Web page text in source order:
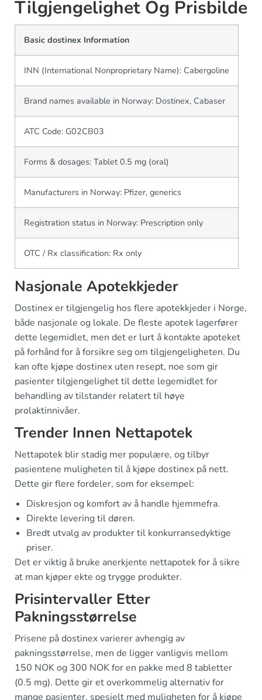
Tilgjengelighet Og Prisbilde
Basic dostinex Information
INN (International Nonproprietary Name): Cabergoline
Brand names available in Norway: Dostinex, Cabaser
ATC Code: G02CB03
Forms & dosages: Tablet 0.5 mg (oral)
Manufacturers in Norway: Pfizer, generics
Registration status in Norway: Prescription only
OTC / Rx classification: Rx only
Nasjonale Apotekkjeder
Dostinex er tilgjengelig hos flere apotekkjeder i Norge,
både nasjonale og lokale. De fleste apotek lagerfører
dette legemidlet, men det er lurt å kontakte apoteket
på forhånd for å forsikre seg om tilgjengeligheten. Du
kan ofte kjøpe dostinex uten resept, noe som gir
pasienter tilgjengelighet til dette legemidlet for
behandling av tilstander relatert til høye
prolaktinnivåer.
Trender Innen Nettapotek
Nettapotek blir stadig mer populære, og tilbyr
pasientene muligheten til å kjøpe dostinex på nett.
Dette gir flere fordeler, som for eksempel:
Diskresjon og komfort av å handle hjemmefra.
Direkte levering til døren.
Bredt utvalg av produkter til konkurransedyktige
priser.
Det er viktig å bruke anerkjente nettapotek for å sikre
at man kjøper ekte og trygge produkter.
Prisintervaller Etter
Pakningsstørrelse
Prisene på dostinex varierer avhengig av
pakningsstørrelse, men de ligger vanligvis mellom
150 NOK og 300 NOK for en pakke med 8 tabletter
(0.5 mg). Dette gir et overkommelig alternativ for
mange pasienter, spesielt med muligheten for å kjøpe